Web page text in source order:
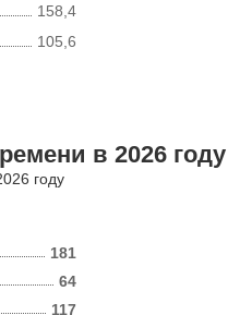
158,4
105,6
в 2026 году
году
181
117
64